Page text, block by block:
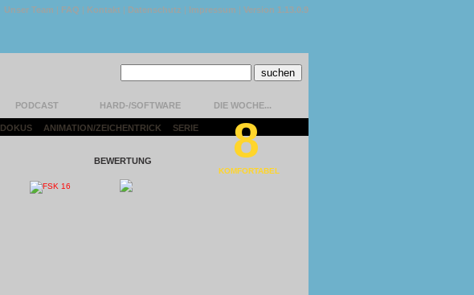
Unser Team | FAQ | Kontakt | Datenschutz | Impressum | Version 1.13.0.9
PODCAST HARD-/SOFTWARE DIE WOCHE...
DOKUS ANIMATION/ZEICHENTRICK SERIE
BEWERTUNG 8
KOMFORTABEL